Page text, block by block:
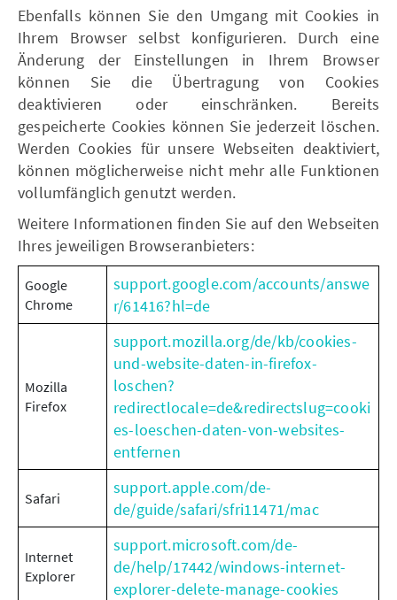
Ebenfalls können Sie den Umgang mit Cookies in
Ihrem Browser selbst konfigurieren. Durch eine
Änderung der Einstellungen in Ihrem Browser
können Sie die Übertragung von Cookies
deaktivieren oder einschränken. Bereits
gespeicherte Cookies können Sie jederzeit löschen.
Werden Cookies für unsere Webseiten deaktiviert,
können möglicherweise nicht mehr alle Funktionen
vollumfänglich genutzt werden.
Weitere Informationen finden Sie auf den Webseiten
Ihres jeweiligen Browseranbieters:
Google
Chrome
support.google.com/accounts/answe
r/61416?hl=de
Mozilla
Firefox
support.mozilla.org/de/kb/cookies-
und-website-daten-in-firefox-
loschen?
redirectlocale=de&redirectslug=cooki
es-loeschen-daten-von-websites-
entfernen
Safari
support.apple.com/de-
de/guide/safari/sfri11471/mac
Internet
Explorer
support.microsoft.com/de-
de/help/17442/windows-internet-
explorer-delete-manage-cookies